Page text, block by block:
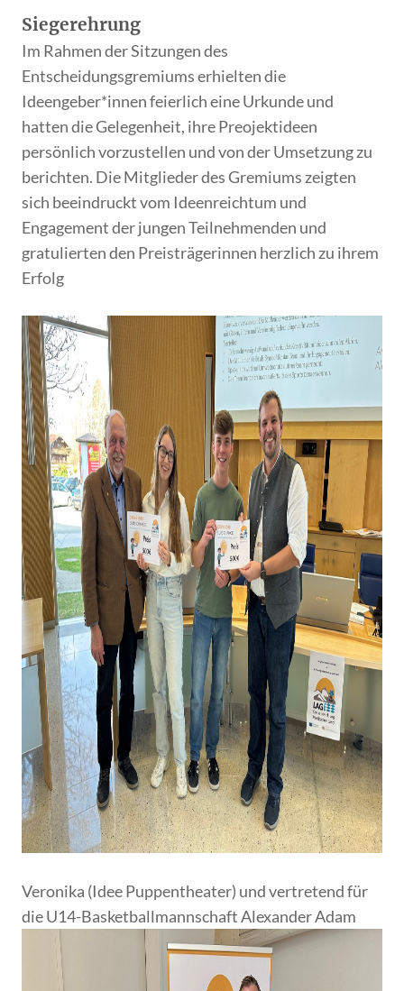
Siegerehrung
Im Rahmen der Sitzungen des
Entscheidungsgremiums erhielten die
Ideengeber*innen feierlich eine Urkunde und
hatten die Gelegenheit, ihre Preojektideen
persönlich vorzustellen und von der Umsetzung zu
berichten. Die Mitglieder des Gremiums zeigten
sich beeindruckt vom Ideenreichtum und
Engagement der jungen Teilnehmenden und
gratulierten den Preisträgerinnen herzlich zu ihrem
Erfolg
Veronika (Idee Puppentheater) und vertretend für
die U14-Basketballmannschaft Alexander Adam